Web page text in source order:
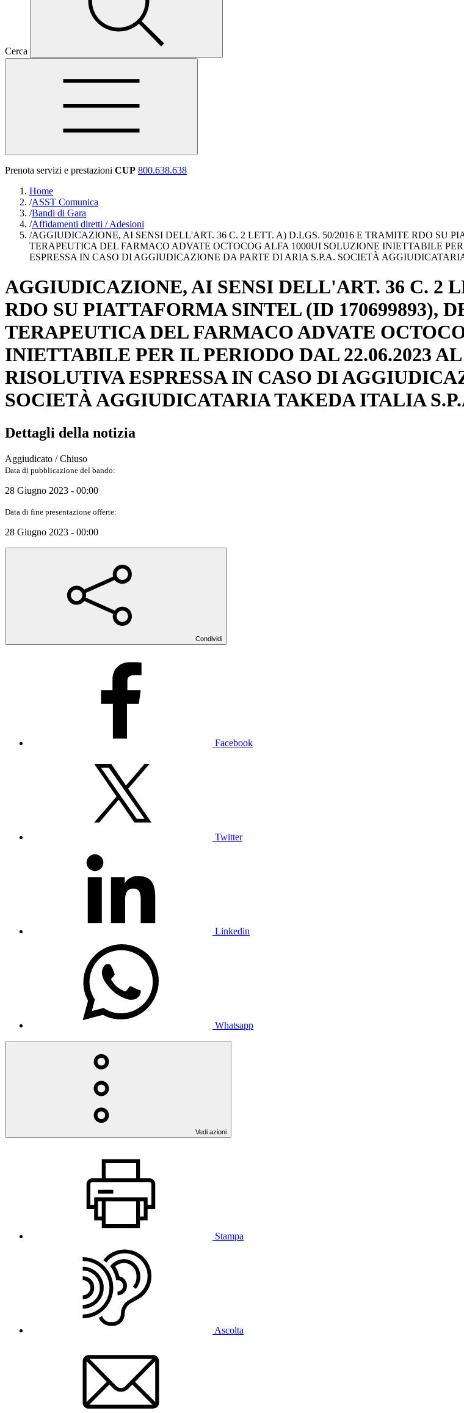
Cerca
Prenota servizi e prestazioni CUP 800.638.638
Home
/ASST Comunica
/Bandi di Gara
/Affidamenti diretti / Adesioni
/AGGIUDICAZIONE, AI SENSI DELL'ART. 36 C. 2 LETT. A) D.LGS. 50/2016 E TRAMITE RDO SU
TERAPEUTICA DEL FARMACO ADVATE OCTOCOG ALFA 1000UI SOLUZIONE INIETTABILE
ESPRESSA IN CASO DI AGGIUDICAZIONE DA PARTE DI ARIA S.P.A. SOCIETÀ
AGGIUDICAZIONE, AI SENSI DELL'ART. 36 C. 2
RDO SU PIATTAFORMA SINTEL (ID 170699893),
TERAPEUTICA DEL FARMACO ADVATE
INIETTABILE PER IL PERIODO DAL 22.06.2023
RISOLUTIVA ESPRESSA IN CASO DI
SOCIETÀ AGGIUDICATARIA TAKEDA ITALIA
Dettagli della notizia
Aggiudicato / Chiuso
Data di pubblicazione del bando:
28 Giugno 2023 - 00:00
Data di fine presentazione offerte:
28 Giugno 2023 - 00:00
Condividi
Facebook
Twitter
Linkedin
Whatsapp
Vedi azioni
Stampa
Ascolta